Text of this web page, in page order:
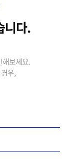
니다.
해보세요.
우,